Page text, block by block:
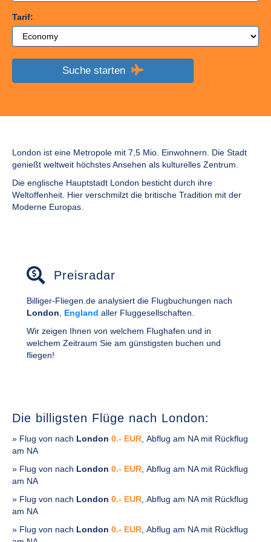
Tarif:
London ist eine Metropole mit 7,5 Mio. Einwohnern. Die Stadt
genießt weltweit höchstes Ansehen als kulturelles Zentrum.
Die englische Hauptstadt London besticht durch ihre
Weltoffenheit. Hier verschmilzt die britische Tradition mit der
Moderne Europas.
Preisradar
Billiger-Fliegen.de analysiert die Flugbuchungen nach
London
England aller Fluggesellschaften.
Wir zeigen Ihnen von welchem Flughafen und in
welchem Zeitraum Sie am günstigsten buchen und
fliegen!
Die billigsten Flüge nach London:
» Flug von nach London 0.- EUR , Abflug am NA mit Rückflug
am NA
» Flug von nach London 0.- EUR , Abflug am NA mit Rückflug
am NA
» Flug von nach London 0.- EUR , Abflug am NA mit Rückflug
am NA
» Flug von nach London 0.- EUR , Abflug am NA mit Rückflug